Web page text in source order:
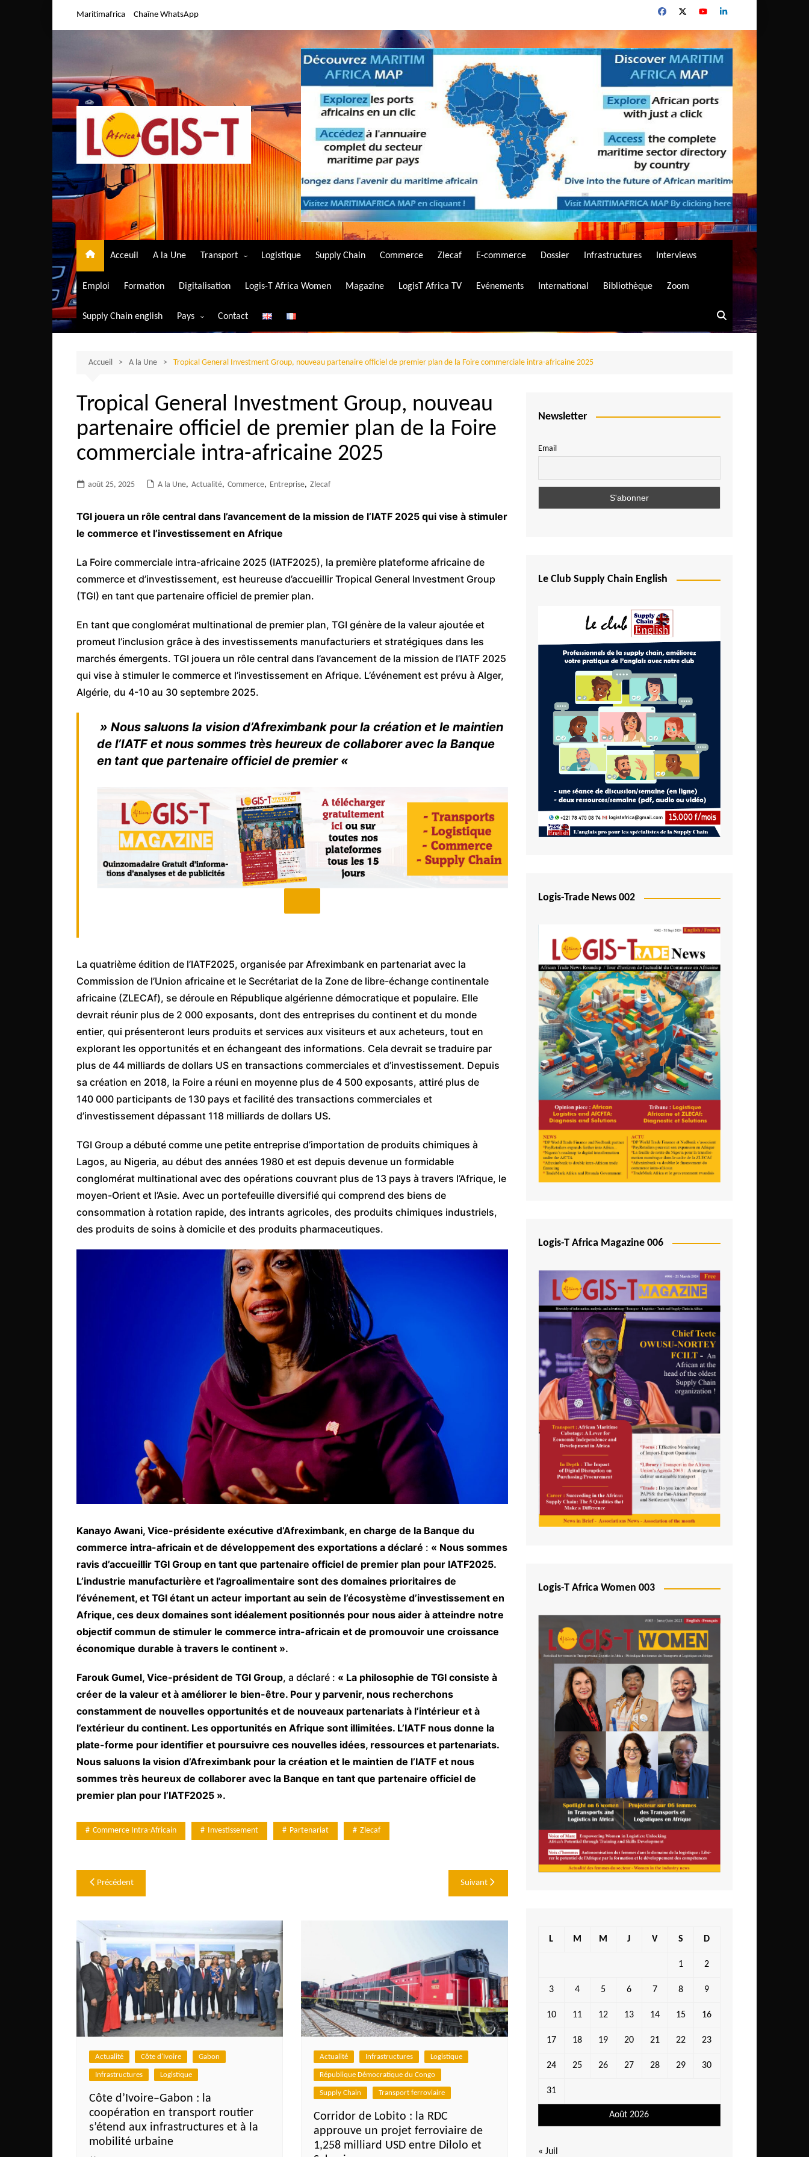
Maritimafrica Chaîne WhatsApp
Acceuil A la Une Transport
Transport aérien
Transport ferroviaire
Transport routier
Logistique Supply Chain Commerce Zlecaf E-commerce Dossier Infrastructures Interviews
Emploi Formation Digitalisation Logis-T Africa Women Magazine LogisT Africa TV Evénements International Bibliothèque Zoom
Supply Chain english Pays
Algérie
Bénin
Burkina-Faso
Burundi
Cameroun
Djibouti
Gabon
Gambie
Guinée
Ile Maurice
Kenya
Mali
Malawi Fr
Maroc
Mauritanie
Ouganda
Rwanda
Tchad
Togo
République Démocratique du
Congo
Sierra Leone
Zimbabwe
Contact
Accueil A la Une Tropical General Investment Group, nouveau partenaire officiel de premier plan de la Foire commerciale intra-africaine 2025
Tropical General Investment Group, nouveau
partenaire officiel de premier plan de la Foire
commerciale intra-africaine 2025
août 25, 2025 A la Une, Actualité, Commerce, Entreprise, Zlecaf
TGI jouera un rôle central dans l’avancement de la mission de l’IATF 2025 qui vise à stimuler
le commerce et l’investissement en Afrique
La Foire commerciale intra-africaine 2025 (IATF2025), la première plateforme africaine de
commerce et d’investissement, est heureuse d’accueillir Tropical General Investment Group
(TGI) en tant que partenaire officiel de premier plan.
En tant que conglomérat multinational de premier plan, TGI génère de la valeur ajoutée et
promeut l’inclusion grâce à des investissements manufacturiers et stratégiques dans les
marchés émergents. TGI jouera un rôle central dans l’avancement de la mission de l’IATF 2025
qui vise à stimuler le commerce et l’investissement en Afrique. L’événement est prévu à Alger,
Algérie, du 4-10 au 30 septembre 2025.
» Nous saluons la vision d’Afreximbank pour la création et le maintien
de l’IATF et nous sommes très heureux de collaborer avec la Banque
en tant que partenaire officiel de premier «
La quatrième édition de l’IATF2025, organisée par Afreximbank en partenariat avec la
Commission de l’Union africaine et le Secrétariat de la Zone de libre-échange continentale
africaine (ZLECAf), se déroule en République algérienne démocratique et populaire. Elle
devrait réunir plus de 2 000 exposants, dont des entreprises du continent et du monde
entier, qui présenteront leurs produits et services aux visiteurs et aux acheteurs, tout en
explorant les opportunités et en échangeant des informations. Cela devrait se traduire par
plus de 44 milliards de dollars US en transactions commerciales et d’investissement. Depuis
sa création en 2018, la Foire a réuni en moyenne plus de 4 500 exposants, attiré plus de
140 000 participants de 130 pays et facilité des transactions commerciales et
d’investissement dépassant 118 milliards de dollars US.
TGI Group a débuté comme une petite entreprise d’importation de produits chimiques à
Lagos, au Nigeria, au début des années 1980 et est depuis devenue un formidable
conglomérat multinational avec des opérations couvrant plus de 13 pays à travers l’Afrique, le
moyen-Orient et l’Asie. Avec un portefeuille diversifié qui comprend des biens de
consommation à rotation rapide, des intrants agricoles, des produits chimiques industriels,
des produits de soins à domicile et des produits pharmaceutiques.
Kanayo Awani, Vice-présidente exécutive d’Afreximbank, en charge de la Banque du
commerce intra-africain et de développement des exportations a déclaré : « Nous sommes
ravis d’accueillir TGI Group en tant que partenaire officiel de premier plan pour IATF2025.
L’industrie manufacturière et l’agroalimentaire sont des domaines prioritaires de
l’événement, et TGI étant un acteur important au sein de l’écosystème d’investissement en
Afrique, ces deux domaines sont idéalement positionnés pour nous aider à atteindre notre
objectif commun de stimuler le commerce intra-africain et de promouvoir une croissance
économique durable à travers le continent ».
Farouk Gumel, Vice-président de TGI Group, a déclaré : « La philosophie de TGI consiste à
créer de la valeur et à améliorer le bien-être. Pour y parvenir, nous recherchons
constamment de nouvelles opportunités et de nouveaux partenariats à l’intérieur et à
l’extérieur du continent. Les opportunités en Afrique sont illimitées. L’IATF nous donne la
plate-forme pour identifier et poursuivre ces nouvelles idées, ressources et partenariats.
Nous saluons la vision d’Afreximbank pour la création et le maintien de l’IATF et nous
sommes très heureux de collaborer avec la Banque en tant que partenaire officiel de
premier plan pour l’IATF2025 ».
Commerce Intra-Africain Investissement Partenariat Zlecaf
Navigation
l’article
Précédent Suivant
Actualité Côte d'Ivoire Gabon
Infrastructures Logistique
Côte d’Ivoire–Gabon : la
coopération en transport routier
s’étend aux infrastructures et à la
mobilité urbaine
Actualité Infrastructures Logistique
République Démocratique du Congo
Supply Chain Transport ferroviaire
Corridor de Lobito : la RDC
approuve un projet ferroviaire de
1,258 milliard USD entre Dilolo et
Newsletter
Email
Le Club Supply Chain English
Logis-Trade News 002
Logis-T Africa Magazine 006
Logis-T Africa Women 003
Août 2026
L M M J V S D
1 2
3 4 5 6 7 8 9
10 11 12 13 14 15 16
17 18 19 20 21 22 23
24 25 26 27 28 29 30
31
« Juil